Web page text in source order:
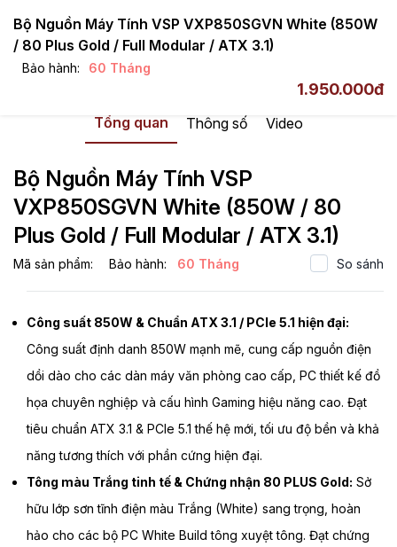
Bộ Nguồn Máy Tính VSP VXP850SGVN White (850W
/ 80 Plus Gold / Full Modular / ATX 3.1)
Bảo hành: 60 Tháng
1.950.000đ
Tổng quan Thông số Video
Bộ Nguồn Máy Tính VSP
VXP850SGVN White (850W / 80
Plus Gold / Full Modular / ATX 3.1)
Mã sản phẩm: Bảo hành: 60 Tháng So sánh
Công suất 850W & Chuẩn ATX 3.1 / PCIe 5.1 hiện đại:
Công suất định danh 850W mạnh mẽ, cung cấp nguồn điện
dồi dào cho các dàn máy văn phòng cao cấp, PC thiết kế đồ
họa chuyên nghiệp và cấu hình Gaming hiệu năng cao. Đạt
tiêu chuẩn ATX 3.1 & PCIe 5.1 thế hệ mới, tối ưu độ bền và khả
năng tương thích với phần cứng hiện đại.
Tông màu Trắng tinh tế & Chứng nhận 80 PLUS Gold: Sở
hữu lớp sơn tĩnh điện màu Trắng (White) sang trọng, hoàn
hảo cho các bộ PC White Build tông xuyệt tông. Đạt chứng